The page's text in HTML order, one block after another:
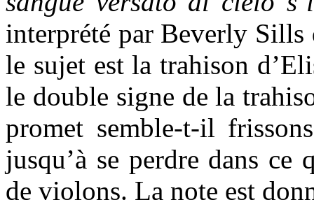
interprété par Beverly Sills
le sujet est la trahison
le double signe de la
promet semble-t-il
jusqu’à se perdre dans
de violons. La note est